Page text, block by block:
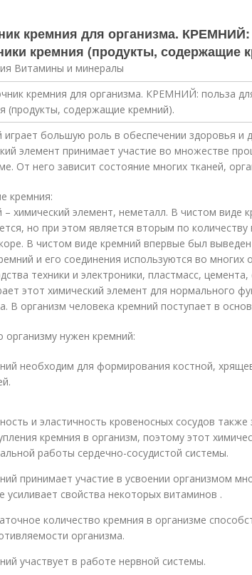
кремния для организма.
кремния (продукты, содержащие
Витамины и минералы
играет большую роль в обеспечении здоровья и
элемент принимает участие во множестве
От него зависит состояние многих тканей,
кремния:
– химический элемент, неметалл. В чистом виде
но при этом является вторым по
В чистом виде кремний впервые был
и его соединения используются во
техники и электроники, пластмасс,
этот химический элемент для нормального
В организм человека кремний поступает в
организму нужен кремний:
необходим для формирования костной,
и эластичность кровеносных сосудов также
кремния в организм, поэтому этот
работы сердечно-сосудистой системы.
принимает участие в усвоении организмом
усиливает свойства некоторых витаминов .
количество кремния в организме
организма.
участвует в работе нервной системы.